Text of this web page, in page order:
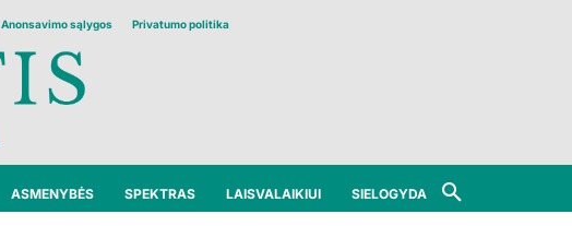
Anonsavimo sąlygos Privatumo politika
ASMENYBĖS SPEKTRAS LAISVALAIKIUI SIELOGYDA